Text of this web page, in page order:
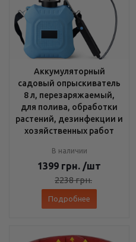
Аккумуляторный
садовый опрыскиватель
8 л, перезаряжаемый,
для полива, обработки
растений, дезинфекции и
хозяйственных работ
В наличии
1399 грн. /шт
2238грн.
Подробнее